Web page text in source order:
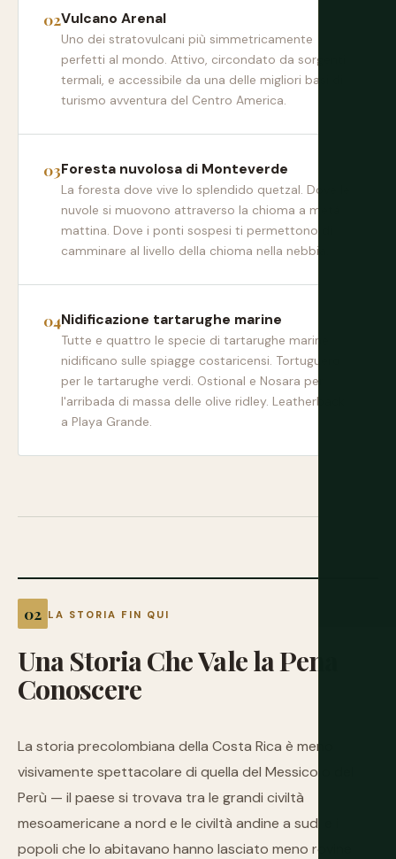
Vulcano Arenal
Uno dei stratovulcani più simmetricamente
perfetti al mondo. Attivo, circondato da sorgenti
termali, e accessibile da una delle migliori basi di
turismo avventura del Centro America.
Foresta nuvolosa di Monteverde
La foresta dove vive lo splendido quetzal. Dove le
nuvole si muovono attraverso la chioma a metà
mattina. Dove i ponti sospesi ti permettono di
camminare al livello della chioma nella nebbia.
Nidificazione tartarughe marine
Tutte e quattro le specie di tartarughe marine
nidificano sulle spiagge costaricensi. Tortuguero
per le tartarughe verdi. Ostional e Nosara per
l'arribada di massa delle olive ridley. Leatherback
a Playa Grande.
LA STORIA FIN QUI
UnaStoriaCheValelaPena
Conoscere
La storia precolombiana della Costa Rica è meno
visivamente spettacolare di quella del Messico o del
Perù — il paese si trovava tra le grandi civiltà
mesoamericane a nord e le civiltà andine a sud, e i
popoli che lo abitavano hanno lasciato meno rovine